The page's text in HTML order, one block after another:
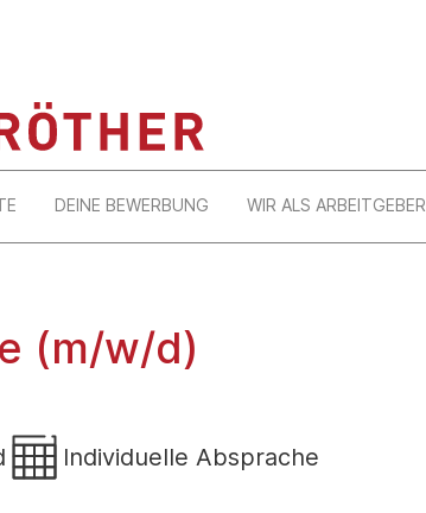
DEINE BEWERBUNG WIR ALS ARBEITGEBER
(m/w/d)
Individuelle Absprache